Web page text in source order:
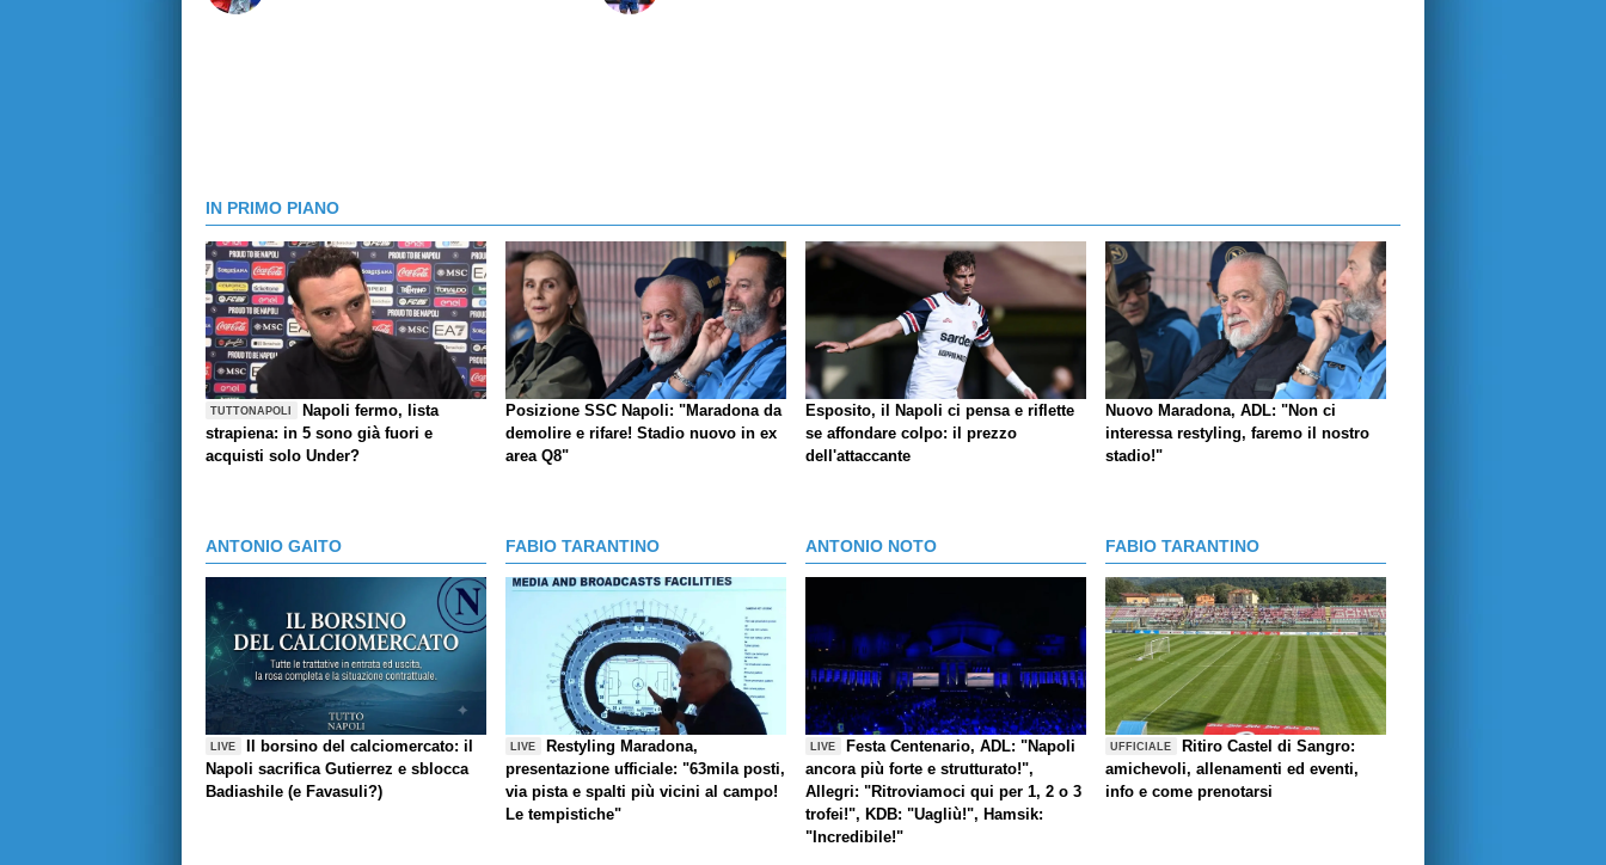
IN PRIMO PIANO
TUTTONAPOLI
Napoli fermo, lista
strapiena: in 5 sono già fuori e
acquisti solo Under?
Posizione SSC Napoli: "Maradona da
demolire e rifare! Stadio nuovo in ex
area Q8"
Esposito, il Napoli ci pensa e riflette
se affondare colpo: il prezzo
dell'attaccante
Nuovo Maradona, ADL: "Non ci
interessa restyling, faremo il nostro
stadio!"
ANTONIO GAITO
LIVE
Il borsino del calciomercato: il
Napoli sacrifica Gutierrez e sblocca
Badiashile (e Favasuli?)
FABIO TARANTINO
LIVE
Restyling Maradona,
presentazione ufficiale: "63mila posti,
via pista e spalti più vicini al campo!
Le tempistiche"
ANTONIO NOTO
LIVE
Festa Centenario, ADL: "Napoli
ancora più forte e strutturato!",
Allegri: "Ritroviamoci qui per 1, 2 o 3
trofei!", KDB: "Uagliù!", Hamsik:
"Incredibile!"
FABIO TARANTINO
UFFICIALE
Ritiro Castel di Sangro:
amichevoli, allenamenti ed eventi,
info e come prenotarsi